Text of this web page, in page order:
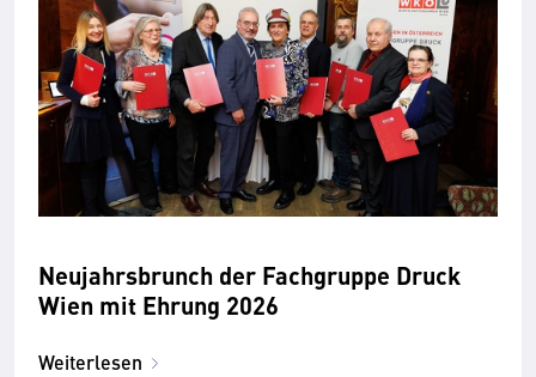
Neujahrsbrunch der Fachgruppe Druck
Wien mit Ehrung 2026
Weiterlesen